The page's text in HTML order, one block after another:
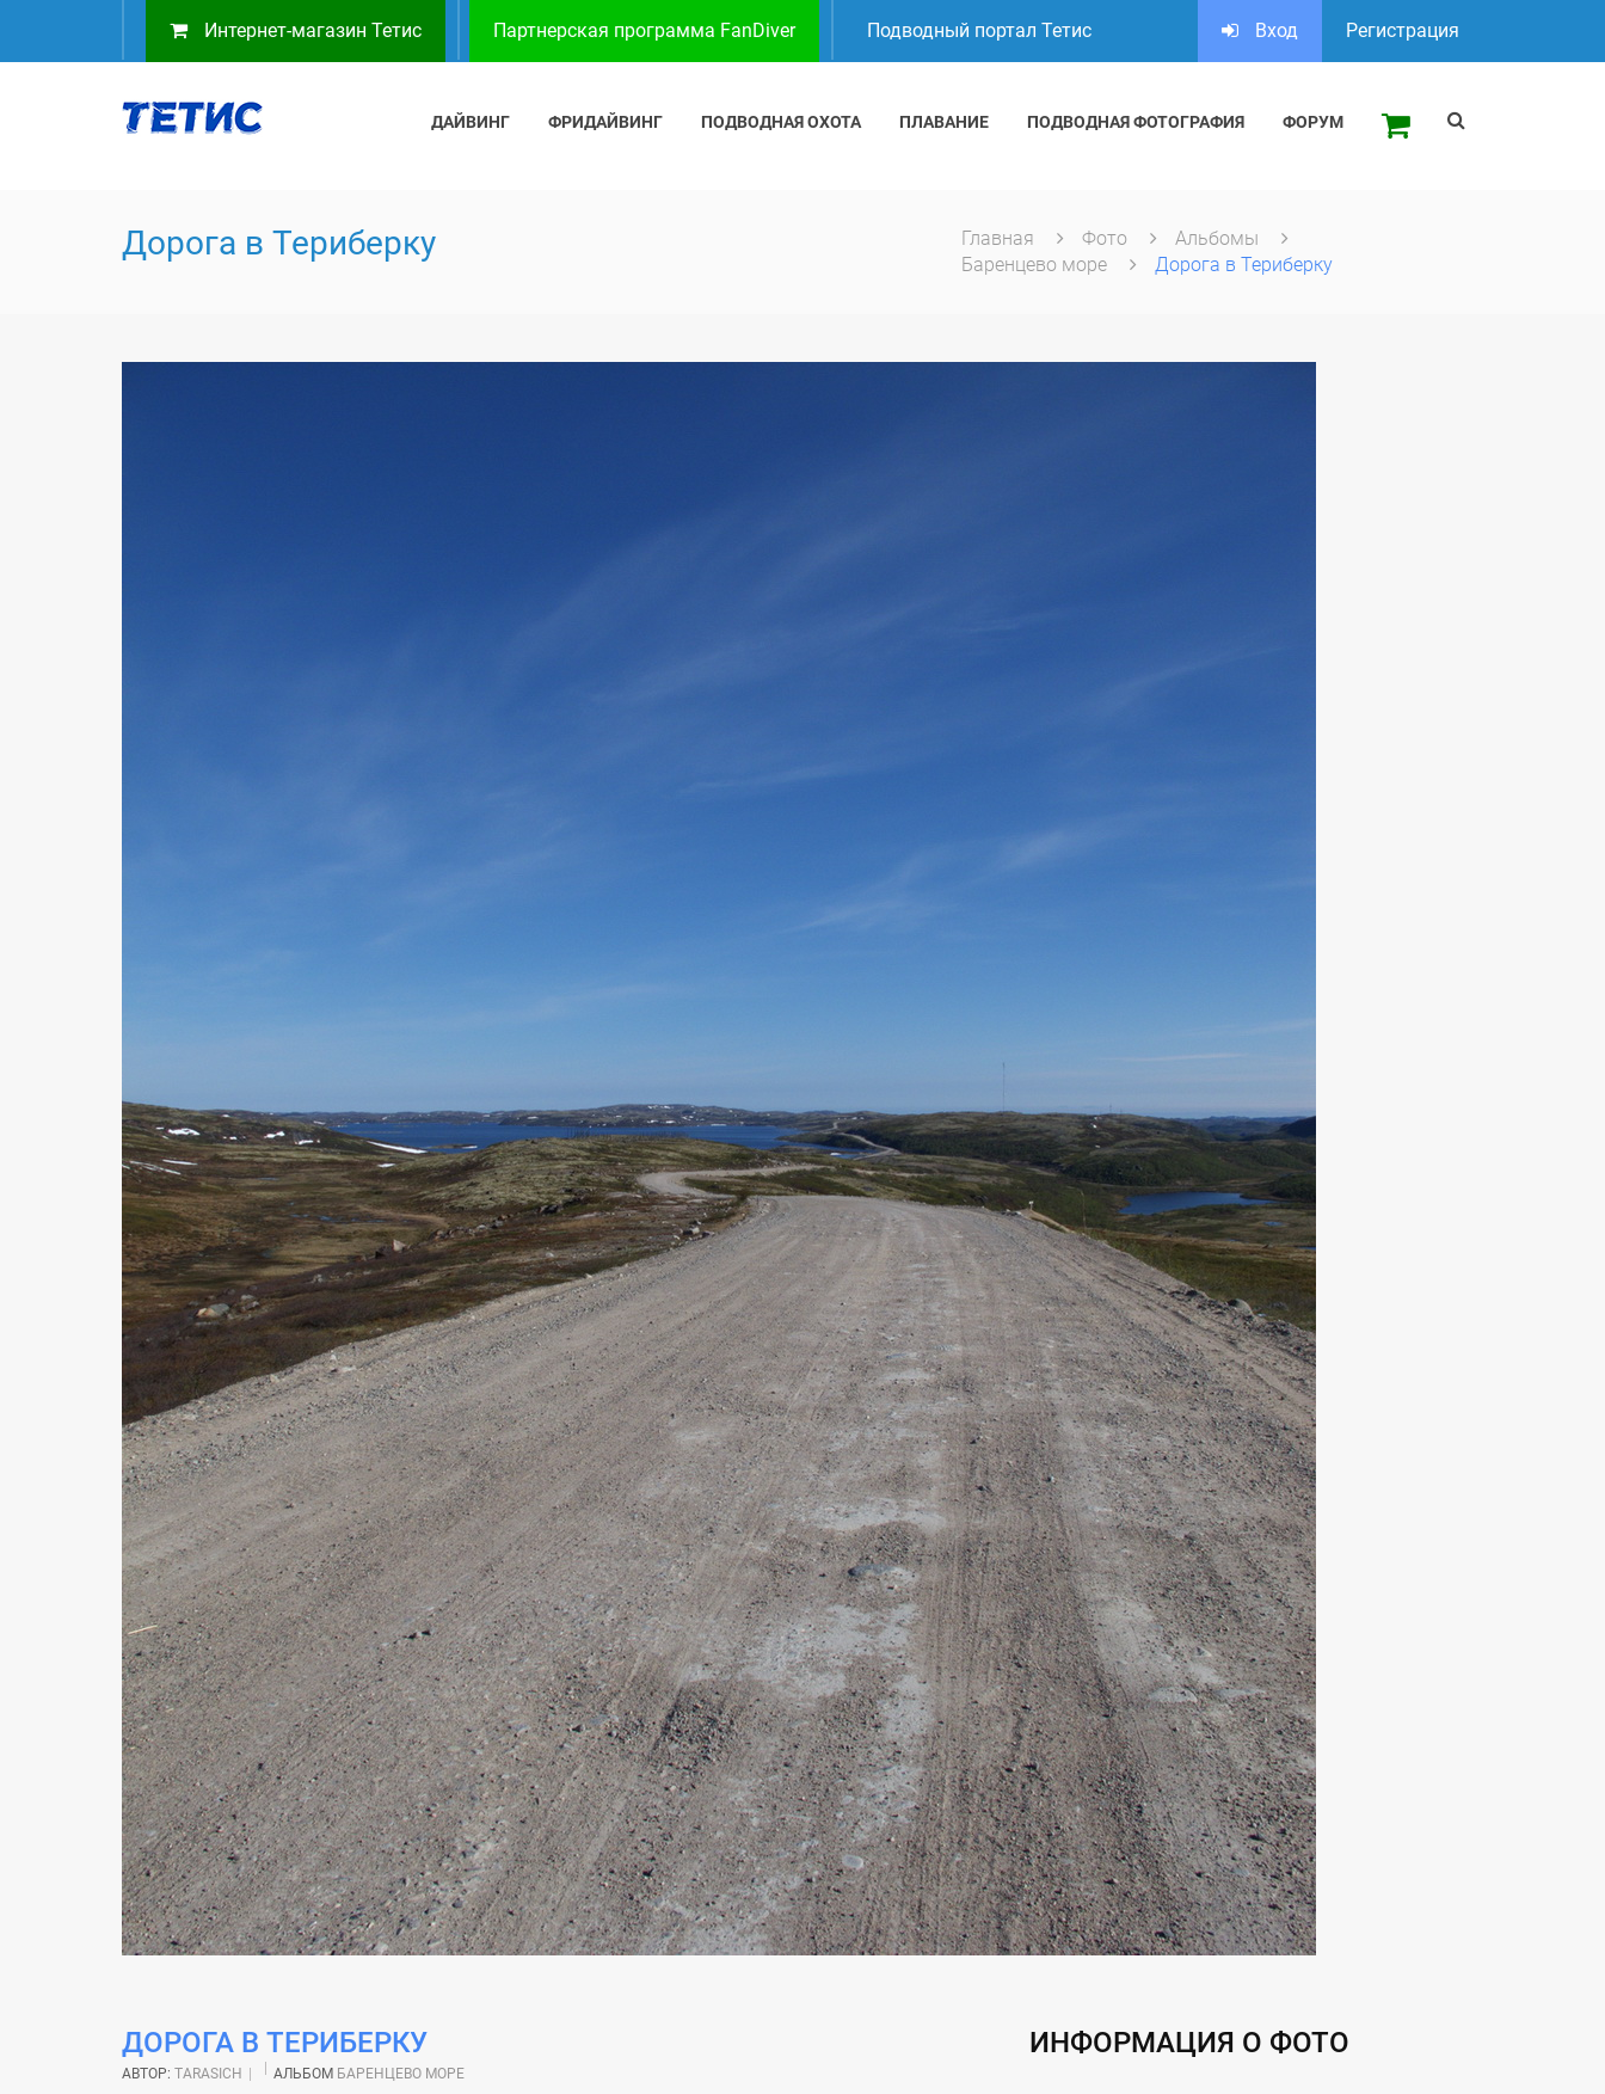
Интернет-магазин Тетис Партнерская программа FanDiver Подводный портал Тетис Вход Регистрация
ДАЙВИНГ ФРИДАЙВИНГ ПОДВОДНАЯ ОХОТА ПЛАВАНИЕ ПОДВОДНАЯ ФОТОГРАФИЯ ФОРУМ
Дорога в Териберку Главная Фото
Альбомы
Баренцево море
Дорога в Териберку
ДОРОГА В ТЕРИБЕРКУ
АВТОР: TARASICH АЛЬБОМ БАРЕНЦЕВО МОРЕ
ИНФОРМАЦИЯ О ФОТО